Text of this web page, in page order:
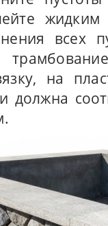
всех
на
должна